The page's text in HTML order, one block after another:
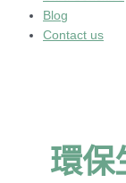
Blog
Contact us
環保